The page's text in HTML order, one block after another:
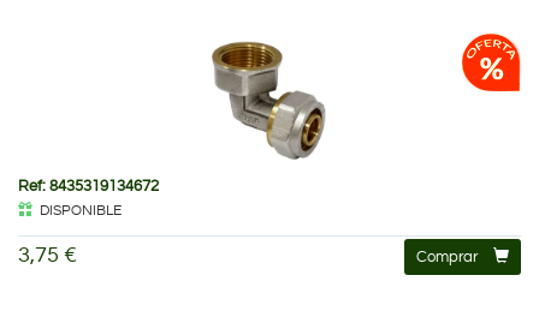
Ref: 8435319134672
DISPONIBLE
3,75 € Comprar